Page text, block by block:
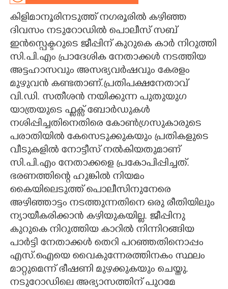
CARTOONS
LITERATURE
ZOOM
CONTACT US
കിളിമാനൂരിനടുത്ത് നഗരൂരിൽ കഴിഞ്ഞ
ദിവസം നടുറോഡിൽ പൊലീസ് സബ്
ഇൻസ്പെക്ടറുടെ ജീപ്പിന് കുറുകെ കാർ നിറുത്തി
സി.പി.എം പ്രാദേശിക നേതാക്കൾ നടത്തിയ
അട്ടഹാസവും അസഭ്യവർഷവും കേരളം
മുഴുവൻ കണ്ടതാണ്.പ്രതിപക്ഷനേതാവ്
വി.ഡി. സതീശൻ നയിക്കുന്ന പുതുയുഗ
യാത്രയുടെ ഫ്ളക്സ് ബോർഡുകൾ
നശിപ്പിച്ചതിനെതിരെ കോൺഗ്രസുകാരുടെ
പരാതിയിൽ കേസെടുക്കുകയും പ്രതികളുടെ
വീടുകളിൽ നോട്ടീസ് നൽകിയതുമാണ്
സി.പി.എം നേതാക്കളെ പ്രകോപിപ്പിച്ചത്.
ഭരണത്തിന്റെ ഹുങ്കിൽ നിയമം
കൈയിലെടുത്ത് പാെലീസിനുനേരെ
അഴിഞ്ഞാട്ടം നടത്തുന്നതിനെ ഒരു രീതിയിലും
ന്യായീകരിക്കാൻ കഴിയുകയില്ല. ജീപ്പിനു
കുറുകെ നിറുത്തിയ കാറിൽ നിന്നിറങ്ങിയ
പാർട്ടി നേതാക്കൾ തെറി പറഞ്ഞതിനൊപ്പം
എസ്.ഐയെ വൈകുന്നേരത്തിനകം സ്ഥലം
മാറ്റുമെന്ന് ഭീഷണി മുഴക്കുകയും ചെയ്തു.
നടുറോഡിലെ അഭ്യാസത്തിന് പുറമേ